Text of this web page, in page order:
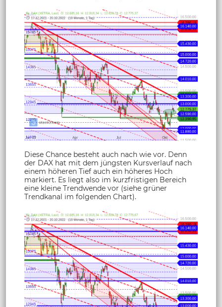
Diese Chance besteht auch nach wie vor. Denn
der DAX hat mit dem jüngsten Kursverlauf nach
einem höheren Tief auch ein höheres Hoch
markiert. Es liegt also im kurzfristigen Bereich
eine kleine Trendwende vor (siehe grüner
Trendkanal im folgenden Chart).